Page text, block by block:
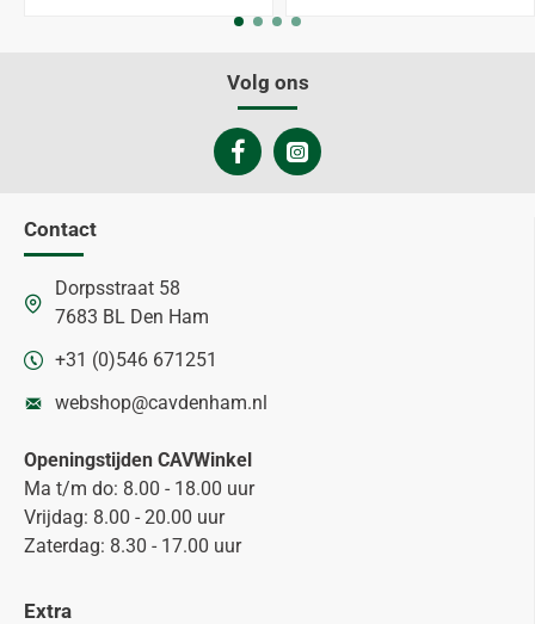
Volg ons
Contact
Dorpsstraat 58
7683 BL Den Ham
+31 (0)546 671251
webshop@cavdenham.nl
Openingstijden CAVWinkel
Ma t/m do: 8.00 - 18.00 uur
Vrijdag: 8.00 - 20.00 uur
Zaterdag: 8.30 - 17.00 uur
Extra